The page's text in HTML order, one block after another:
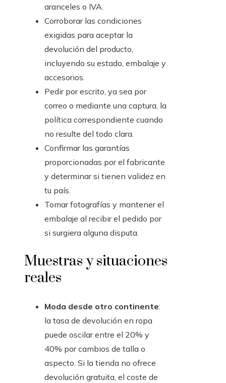
aranceles o IVA.
Corroborar las condiciones
exigidas para aceptar la
devolución del producto,
incluyendo su estado, embalaje y
accesorios.
Pedir por escrito, ya sea por
correo o mediante una captura, la
política correspondiente cuando
no resulte del todo clara.
Confirmar las garantías
proporcionadas por el fabricante
y determinar si tienen validez en
tu país.
Tomar fotografías y mantener el
embalaje al recibir el pedido por
si surgiera alguna disputa.
Muestras y situaciones
reales
Moda desde otro continente:
la tasa de devolución en ropa
puede oscilar entre el 20% y
40% por cambios de talla o
aspecto. Si la tienda no ofrece
devolución gratuita, el coste de